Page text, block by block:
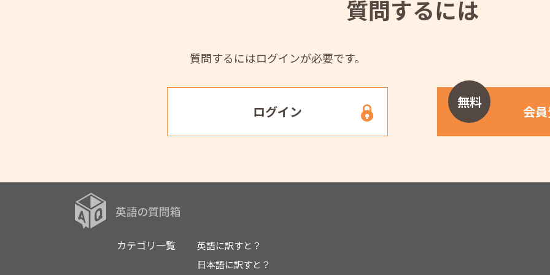
質問するには
質問するにはログインが必要です。
ログイン
無料
会
カテゴリ一覧
英語に訳すと？
日本語に訳すと？